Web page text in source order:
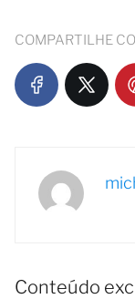
COMPARTILHE
Conteúdo